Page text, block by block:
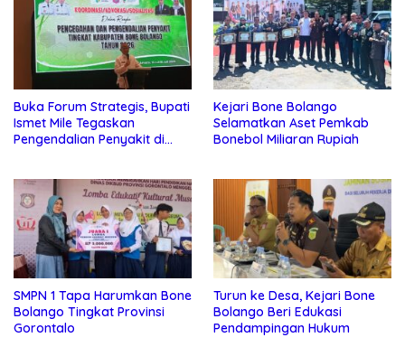
Buka Forum Strategis, Bupati
Ismet Mile Tegaskan
Pengendalian Penyakit di
Kejari Bone Bolango
Selamatkan Aset Pemkab
Bonebol Miliaran Rupiah
SMPN 1 Tapa Harumkan Bone
Bolango Tingkat Provinsi
Gorontalo
Turun ke Desa, Kejari Bone
Bolango Beri Edukasi
Pendampingan Hukum